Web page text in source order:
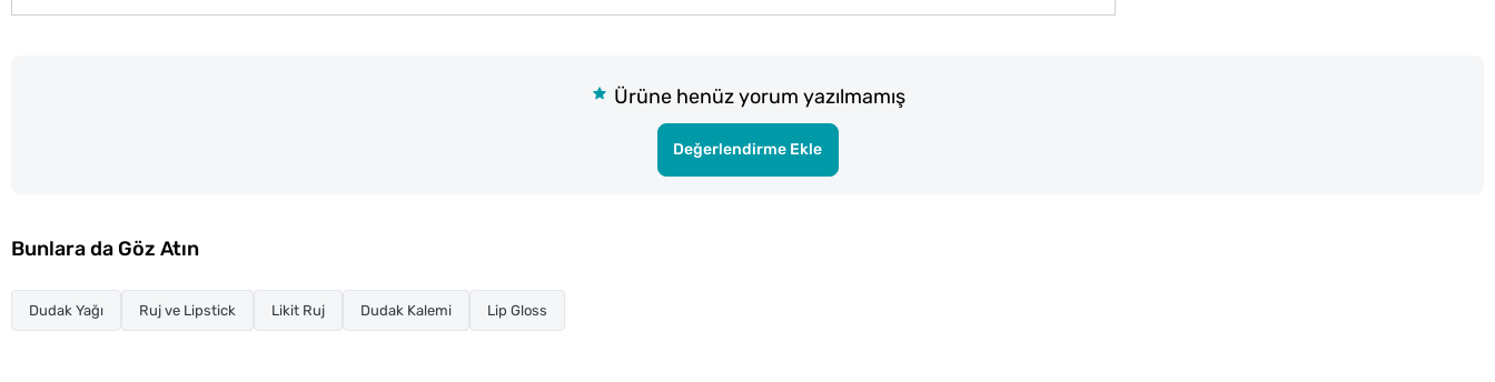
Ürüne henüz yorum yazılmamış
Değerlendirme Ekle
Bunlara da Göz Atın
Dudak Yağı Ruj ve Lipstick Likit Ruj Dudak Kalemi Lip Gloss